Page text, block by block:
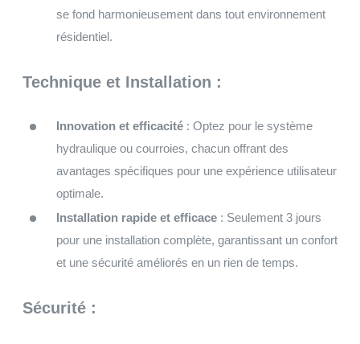
se fond harmonieusement dans tout environnement
résidentiel.
Technique et Installation :
Innovation et efficacité : Optez pour le système
hydraulique ou courroies, chacun offrant des
avantages spécifiques pour une expérience utilisateur
optimale.
Installation rapide et efficace : Seulement 3 jours
pour une installation complète, garantissant un confort
et une sécurité améliorés en un rien de temps.
Sécurité :